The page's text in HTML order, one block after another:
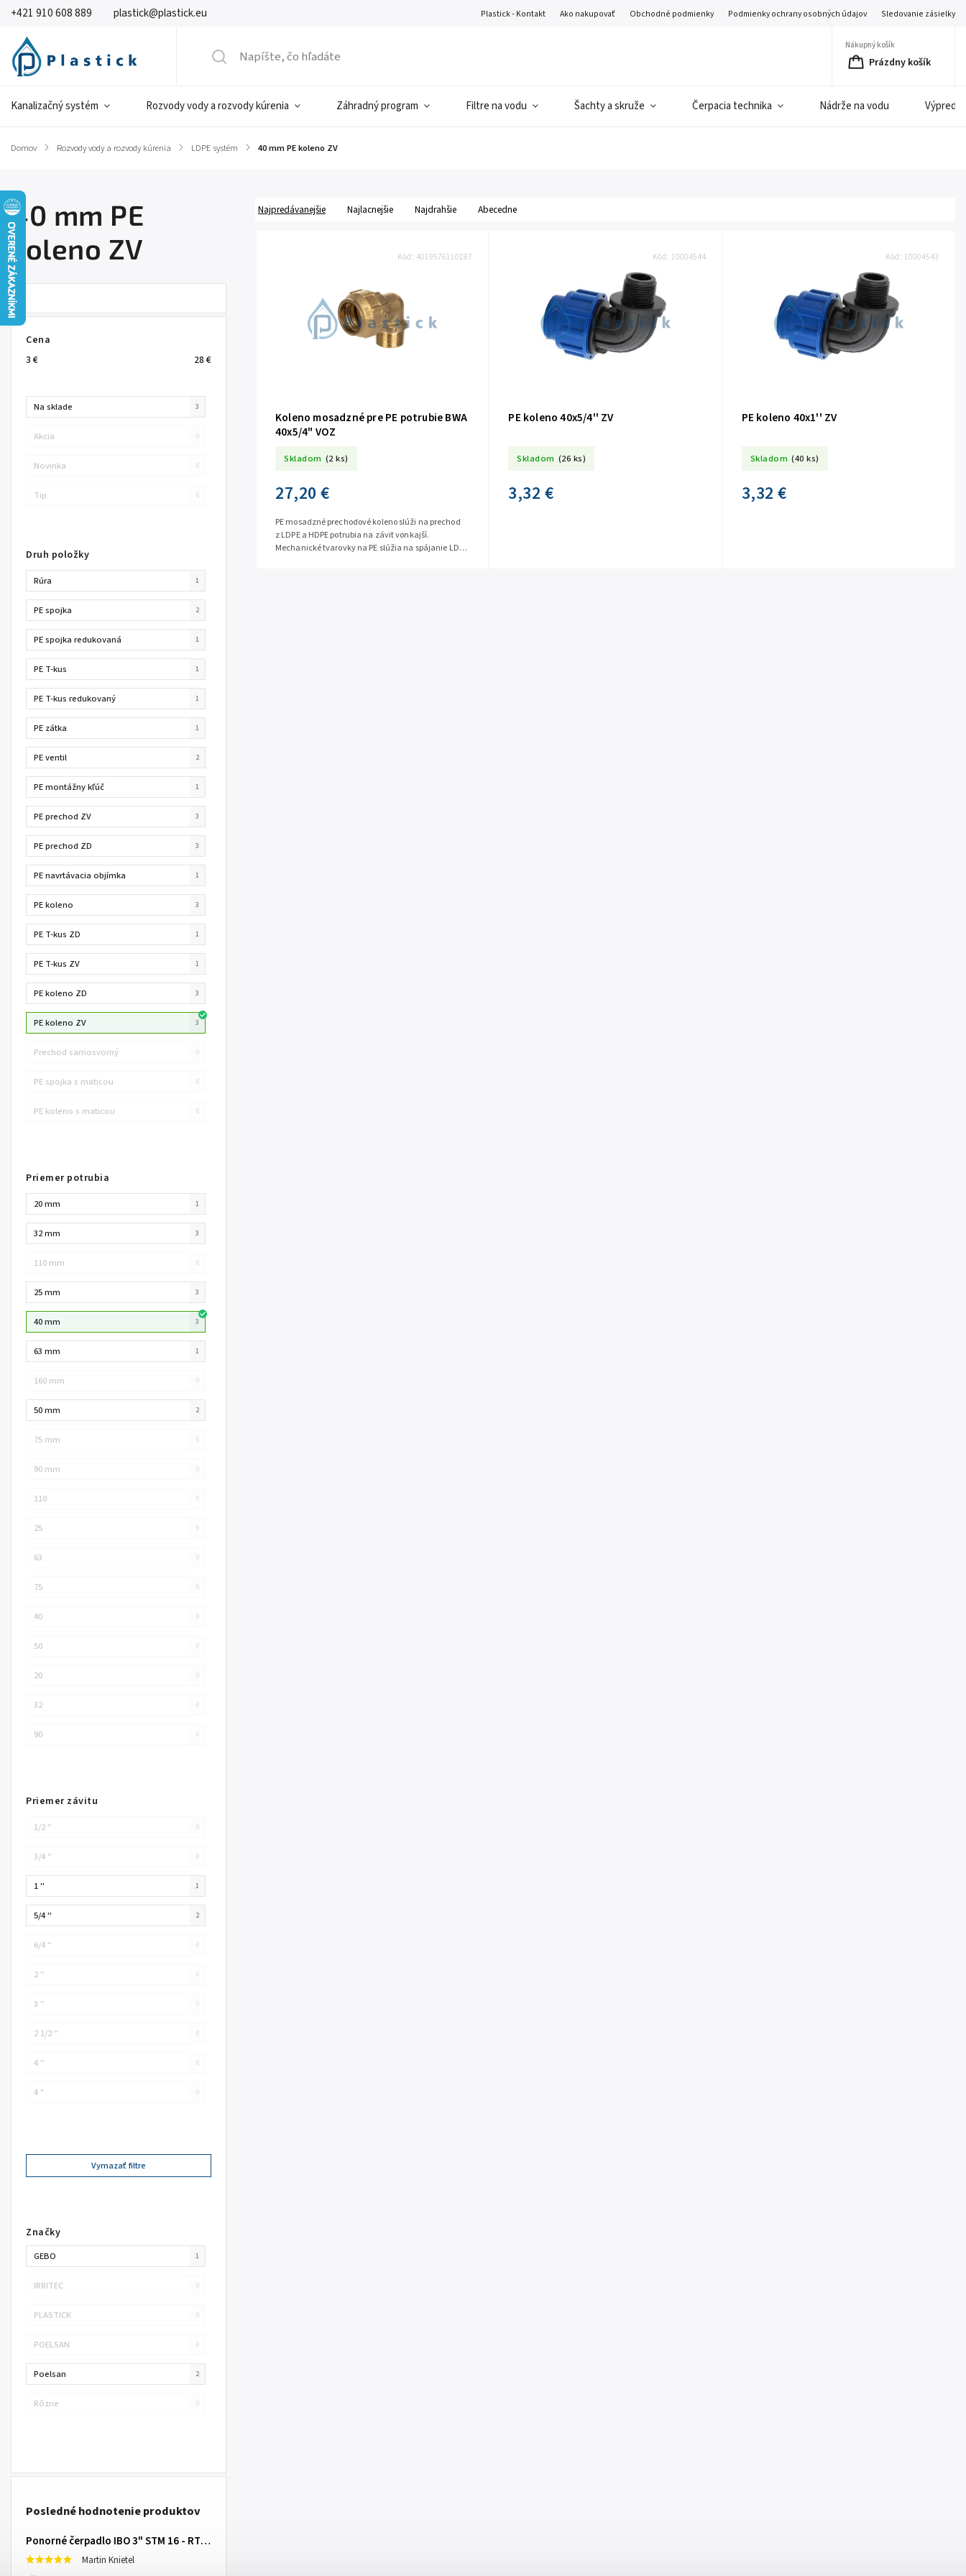
+421 910 608 889 plastick@plastick.eu Plastick - Kontakt Ako nakupovať Obchodné podmienky Podmienky ochrany osobných údajov Sledovanie zásielky
Nákupný košík
Prázdny košík
Kanalizačný systém Rozvody vody a rozvody kúrenia Záhradný program Filtre na vodu Šachty a skruže Čerpacia technika Nádrže na vodu
Domov / Rozvody vody a rozvody kúrenia / LDPE systém / 40 mm PE koleno ZV
40 mm PE
koleno ZV
Cena
3€ 28€
Na sklade 3
Akcia 0
Novinka 0
Tip 0
Značky
GEBO 1
IRRITEC 0
PLASTICK 0
POELSAN 0
Poelsan 2
Rôzne 0
Druh položky
Rúra 1
PE spojka 2
PE spojka redukovaná 1
PE T-kus 1
PE T-kus redukovaný 1
PE zátka 1
PE ventil 2
PE montážny kľúč 1
PE prechod ZV 3
PE prechod ZD 3
PE navrtávacia objímka 1
PE koleno 3
PE T-kus ZD 1
PE T-kus ZV 1
PE koleno ZD 3
PE koleno ZV 3
Prechod samosvorný 0
PE spojka s maticou 0
PE koleno s maticou 0
Priemer potrubia
20 mm 1
32 mm 3
110 mm 0
25 mm 3
40 mm 3
63 mm 1
160 mm 0
50 mm 2
75 mm 0
90 mm 0
110 0
25 0
63 0
75 0
40 0
50 0
20 0
32 0
90 0
Priemer závitu
1/2 '' 0
3/4 '' 0
1 '' 1
5/4 '' 2
6/4 '' 0
2 '' 0
3 '' 0
2 1/2 '' 0
4 '' 0
4 " 0
Vymazať filtre
Posledné hodnotenie produktov
Ponorné čerpadlo IBO 3" STM 16 - RTS s 20m káblom
Martin Knietel
Najpredávanejšie Najlacnejšie Najdrahšie Abecedne
Koleno mosadzné pre PE potrubie BWA
40x5/4" VOZ
Skladom (2 ks)
27,20 €
PE mosadzné prechodové koleno slúži na prechod
z LDPE a HDPE potrubia na závit vonkajší.
Mechanické tvarovky na PE slúžia na spájanie LDPE
Kód: 4019576110187
PE koleno 40x5/4'' ZV
Skladom (26 ks)
3,32 €
Kód: 10004544
PE koleno 40x1'' ZV
Skladom (40 ks)
3,32 €
Kód: 10004543